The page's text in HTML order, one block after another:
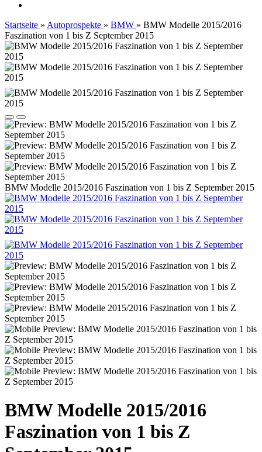
Startseite » Autoprospekte » BMW » BMW Modelle 2015/2016
Faszination von 1 bis Z September 2015
BMW Modelle 2015/2016 Faszination von 1 bis Z September 2015
BMW Modelle 2015/2016
Faszination von 1 bis Z